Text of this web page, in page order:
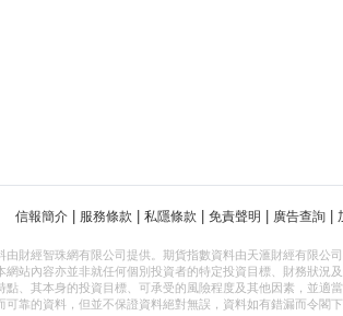
信報簡介 | 服務條款 | 私隱條款 | 免責聲明 | 廣告查詢 |
由財經智珠網有限公司提供。期貨指數資料由天滙財經有限公
站內容亦並非就任何個別投資者的特定投資目標、財務狀況
、其本身的投資目標、可承受的風險程度及其他因素，並適
可靠的資料，但並不保證資料絕對無誤，資料如有錯漏而令閣